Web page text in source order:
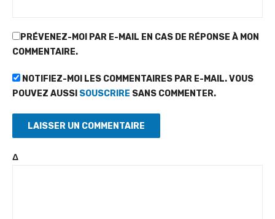
PRÉVENEZ-MOI PAR E-MAIL EN CAS DE RÉPONSE À MON
COMMENTAIRE.
NOTIFIEZ-MOI LES COMMENTAIRES PAR E-MAIL. VOUS
POUVEZ AUSSI SOUSCRIRE SANS COMMENTER.
Δ